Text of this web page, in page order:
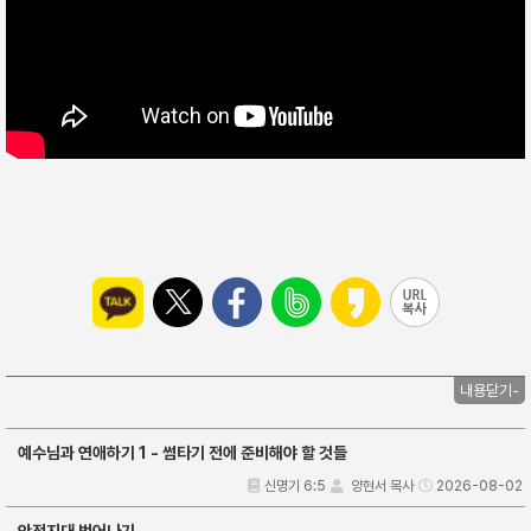
내용닫기-
예수님과 연애하기 1 - 썸타기 전에 준비해야 할 것들
신명기 6:5 양현서 목사 2026-08-02